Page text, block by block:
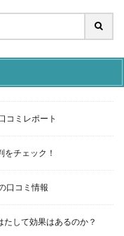
コミレポート
をチェック！
口コミ情報
たして効果はあるのか？